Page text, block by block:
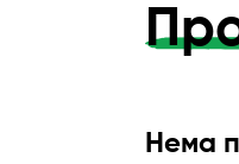
Нема